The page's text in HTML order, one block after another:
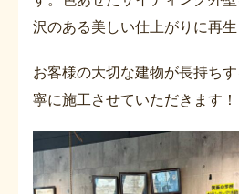
沢のある美しい仕上がりに再生
お客様の大切な建物が長持ち
寧に施工させていただきます！